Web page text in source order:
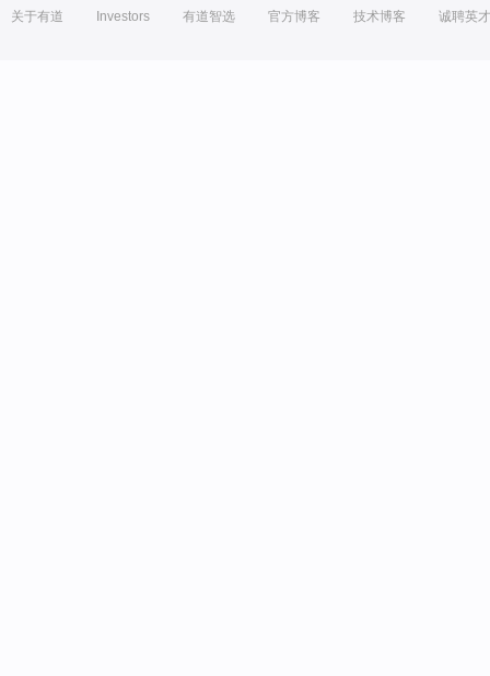
关于有道 Investors 有道智选 官方博客 技术博客 诚聘英才